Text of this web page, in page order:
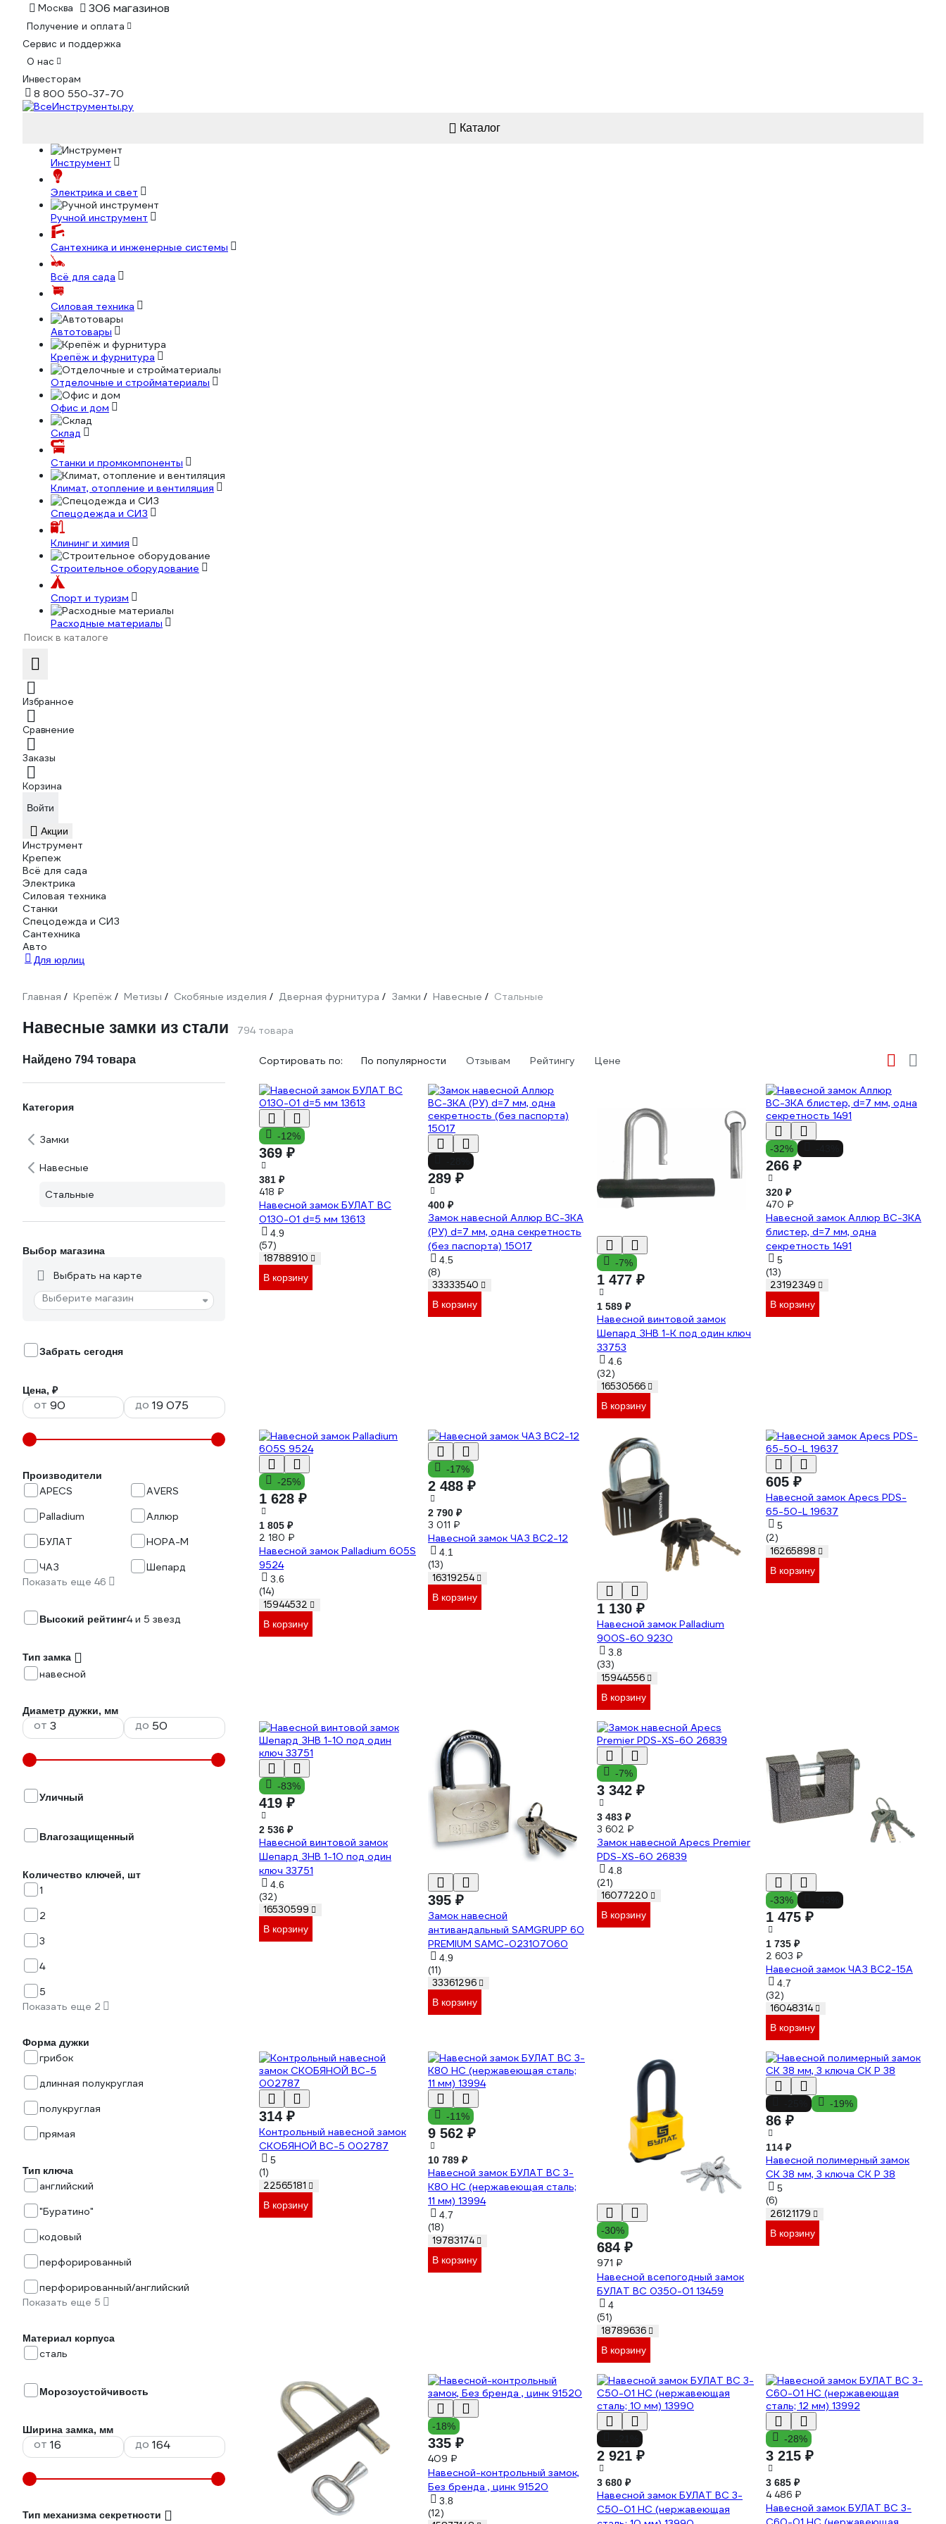
Москва 306 магазинов
Получение и оплата
Сервис и поддержка
О нас
Инвесторам
8 800 550-37-70
Каталог
Инструмент
Электрика и свет
Ручной инструмент
Сантехника и инженерные системы
Всё для сада
Силовая техника
Автотовары
Крепёж и фурнитура
Отделочные и стройматериалы
Офис и дом
Склад
Станки и промкомпоненты
Климат, отопление и вентиляция
Спецодежда и СИЗ
Клининг и химия
Строительное оборудование
Спорт и туризм
Расходные материалы
Избранное
Сравнение
Заказы
Корзина
Войти
Акции
Инструмент
Крепеж
Всё для сада
Электрика
Силовая техника
Станки
Спецодежда и СИЗ
Сантехника
Авто
Для юрлиц
Главная / Крепёж / Метизы / Скобяные изделия / Дверная фурнитура / Замки / Навесные / Стальные
Навесные замки из стали 794 товара
Найдено 794 товара
Категория
Замки
Навесные
Стальные
Выбор магазина
Выбрать на карте
Выберите магазин
Забрать сегодня
Цена, ₽
от до
Производители
APECS
AVERS
Palladium
Аллюр
БУЛАТ
НОРА-М
ЧАЗ
Шепард
Показать еще 46
Высокий рейтинг4 и 5 звезд
Тип замка
навесной
Диаметр дужки, мм
от до
Уличный
Влагозащищенный
Количество ключей, шт
1
2
3
4
5
Показать еще 2
Форма дужки
грибок
длинная полукруглая
полукруглая
прямая
Тип ключа
английский
"Буратино"
кодовый
перфорированный
перфорированный/английский
Показать еще 5
Материал корпуса
сталь
Морозоустойчивость
Ширина замка, мм
от до
Тип механизма секретности
Сортировать по: По популярности Отзывам Рейтингу Цене
-12%
369 ₽
381 ₽
418 ₽
Навесной замок БУЛАТ ВС
0130-01 d=5 мм 13613
4.9
(57)
18788910
В корзину
289 ₽
400 ₽
Замок навесной Аллюр ВС-3КА
(РУ) d=7 мм, одна секретность
(без паспорта) 15017
4.5
(8)
33333540
В корзину
-7%
1 477 ₽
1 589 ₽
Навесной винтовой замок
Шепард ЗНВ 1-К под один ключ
33753
4.6
(32)
16530566
В корзину
-32%
266 ₽
320 ₽
470 ₽
Навесной замок Аллюр ВС-3КА
блистер, d=7 мм, одна
секретность 1491
5
(13)
23192349
В корзину
-25%
1 628 ₽
1 805 ₽
2 180 ₽
Навесной замок Palladium 605S
9524
3.6
(14)
15944532
В корзину
-17%
2 488 ₽
2 790 ₽
3 011 ₽
Навесной замок ЧАЗ ВС2-12
4.1
(13)
16319254
В корзину
1 130 ₽
Навесной замок Palladium
900S-60 9230
3.8
(33)
15944556
В корзину
605 ₽
Навесной замок Apecs PDS-
65-50-L 19637
5
(2)
16265898
В корзину
-83%
419 ₽
2 536 ₽
Навесной винтовой замок
Шепард ЗНВ 1-10 под один
ключ 33751
4.6
(32)
16530599
В корзину
395 ₽
Замок навесной
антивандальный SAMGRUPP 60
PREMIUM SAMC-023107060
4.9
(11)
33361296
В корзину
-7%
3 342 ₽
3 483 ₽
3 602 ₽
Замок навесной Apecs Premier
PDS-XS-60 26839
4.8
(21)
16077220
В корзину
-33%
1 475 ₽
1 735 ₽
2 603 ₽
Навесной замок ЧАЗ ВС2-15А
4.7
(32)
16048314
В корзину
314 ₽
Контрольный навесной замок
СКОБЯНОЙ ВС-5 002787
5
(1)
22565181
В корзину
-11%
9 562 ₽
10 789 ₽
Навесной замок БУЛАТ ВС 3-
К80 НС (нержавеющая сталь;
11 мм) 13994
4.7
(18)
19783174
В корзину
-30%
684 ₽
971 ₽
Навесной всепогодный замок
БУЛАТ ВС 0350-01 13459
4
(51)
18789636
В корзину
-19%
86 ₽
114 ₽
Навесной полимерный замок
СК 38 мм, 3 ключа СК P 38
5
(6)
26121179
В корзину
-18%
335 ₽
409 ₽
Навесной-контрольный замок,
Без бренда , цинк 91520
3.8
(12)
2 921 ₽
3 680 ₽
Навесной замок БУЛАТ ВС 3-
С50-01 НС (нержавеющая
-28%
3 215 ₽
3 685 ₽
4 486 ₽
Навесной замок БУЛАТ ВС 3-